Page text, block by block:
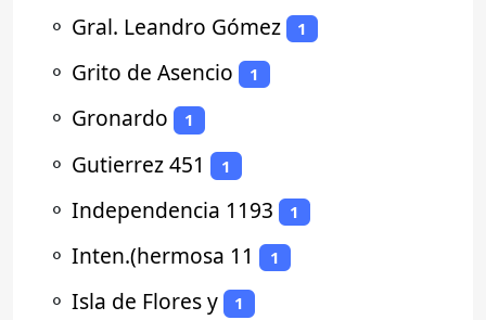
⚬ Gral. Leandro Gómez 1
⚬ Grito de Asencio 1
⚬ Gronardo 1
⚬ Gutierrez 451 1
⚬ Independencia 1193 1
⚬ Inten.(hermosa 11 1
⚬ Isla de Flores y 1